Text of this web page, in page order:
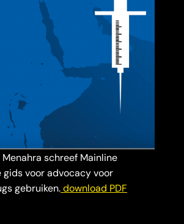
schreef Mainline
voor advocacy voor
gebruiken.download PDF